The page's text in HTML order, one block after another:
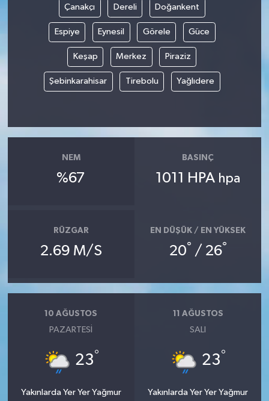
Çanakçı Dereli Doğankent
Espiye Eynesil Görele Güce
Keşap Merkez Piraziz
Şebinkarahisar Tirebolu Yağlıdere
NEM
%67
BASINÇ
1011 HPA hpa
RÜZGAR
2.69 M/S
EN DÜŞÜK / EN YÜKSEK
20° / 26°
10 AĞUSTOS
PAZARTESI
23°
Yakınlarda Yer Yer Yağmur
11 AĞUSTOS
SALI
23°
Yakınlarda Yer Yer Yağmur